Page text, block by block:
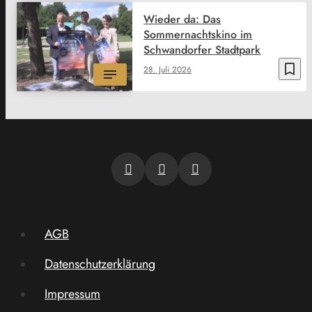
bookmark_border
28. Juli 2026
Wieder da: Das
Sommernachtskino im
Schwandorfer Stadtpark
AGB
Datenschutzerklärung
Impressum